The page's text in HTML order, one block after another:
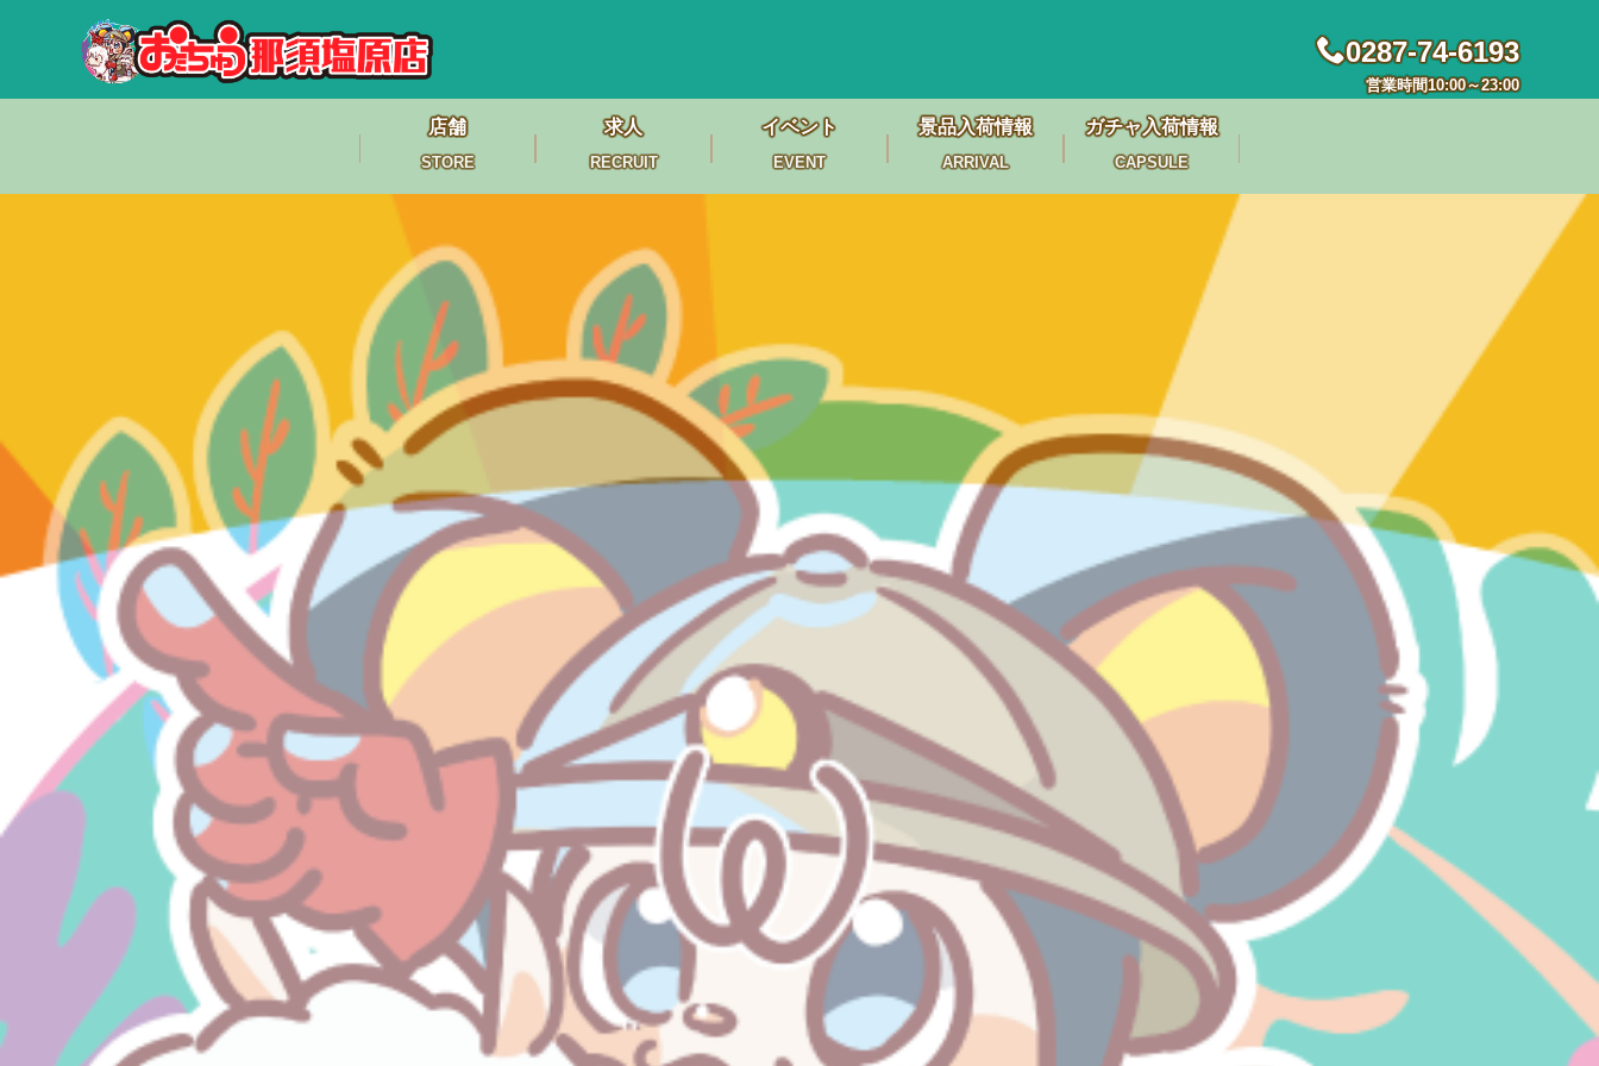
0287-74-6193
営業時間10:00～23:00
店舗
STORE
求人
RECRUIT
イベント
EVENT
景品入荷情報
ARRIVAL
ガチャ入荷情報
CAPSULE